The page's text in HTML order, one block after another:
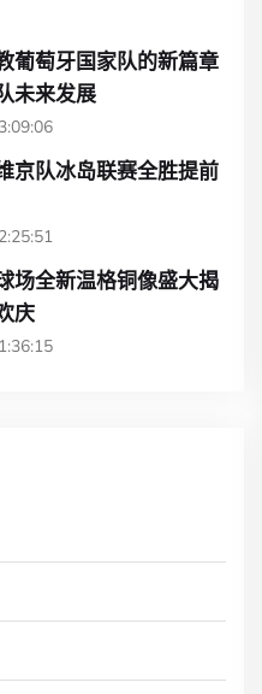
葡萄牙国家队的新篇章
未来发展
京队冰岛联赛全胜提前
场全新温格铜像盛大揭
庆